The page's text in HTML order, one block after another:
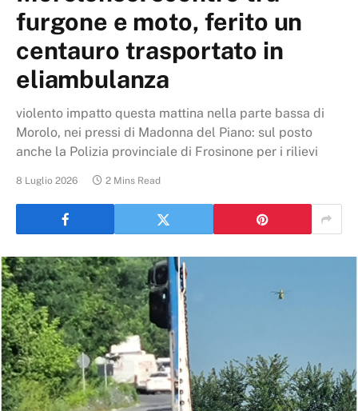
furgone e moto, ferito un
centauro trasportato in
eliambulanza
violento impatto questa mattina nella parte bassa di
Morolo, nei pressi di Madonna del Piano: sul posto
anche la Polizia provinciale di Frosinone per i rilievi
8 Luglio 2026 2 Mins Read